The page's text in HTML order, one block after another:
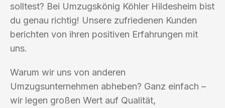
solltest? Bei Umzugskönig Köhler Hildesheim bist
du genau richtig! Unsere zufriedenen Kunden
berichten von ihren positiven Erfahrungen mit
uns.
Warum wir uns von anderen
Umzugsunternehmen abheben? Ganz einfach –
wir legen großen Wert auf Qualität,